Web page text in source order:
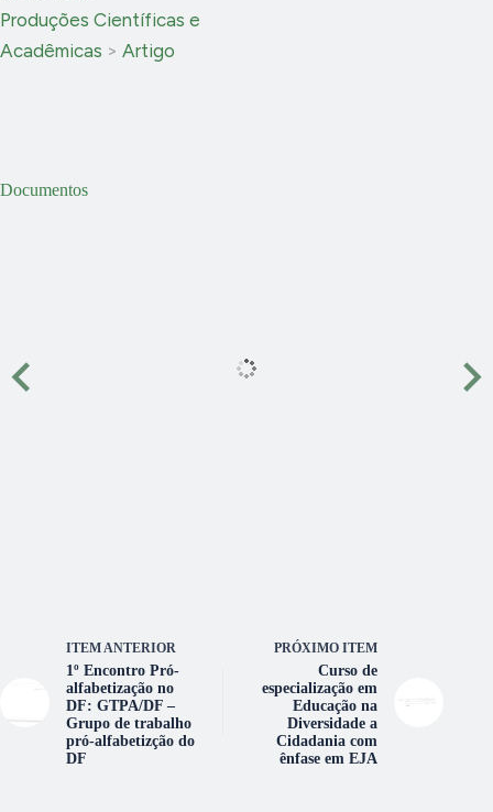
Documentos
Produções Científicas e
Acadêmicas > Artigo
ITEM ANTERIOR
1º Encontro Pró-
alfabetização no
DF: GTPA/DF –
Grupo de trabalho
pró-alfabetizção do
DF
PRÓXIMO ITEM
Curso de
especialização em
Educação na
Diversidade a
Cidadania com
ênfase em EJA